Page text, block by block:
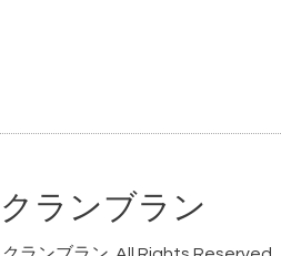
クランブラン